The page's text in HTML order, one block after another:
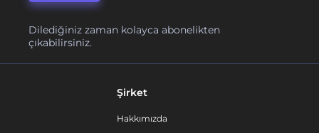
Dilediğiniz zaman kolayca abonelikten
çıkabilirsiniz.
Şirket
Hakkımızda